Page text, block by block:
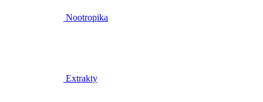
Nootropika
Extrakty